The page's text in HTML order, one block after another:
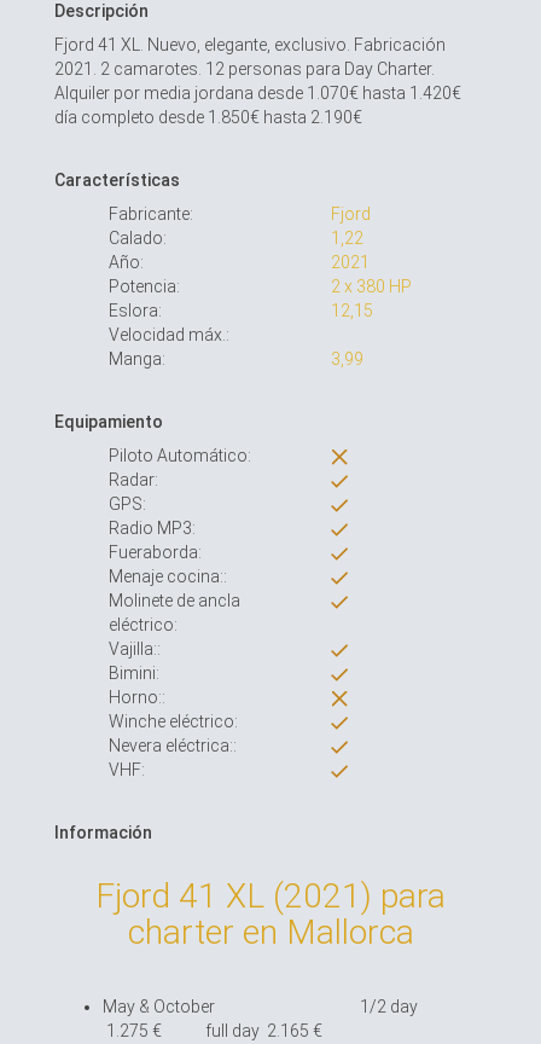
Descripción
Fjord 41 XL. Nuevo, elegante, exclusivo. Fabricación
2021. 2 camarotes. 12 personas para Day Charter.
Alquiler por media jordana desde 1.070€ hasta 1.420€
día completo desde 1.850€ hasta 2.190€
Características
Fabricante:
Fjord
Calado:
1,22
Año:
2021
Potencia:
2 x 380 HP
Eslora:
12,15
Velocidad máx.:
Manga:
3,99
Equipamiento
Piloto Automático:
Radar:
GPS:
Radio MP3:
Fueraborda:
Menaje cocina::
Molinete de ancla
eléctrico:
Vajilla::
Bimini:
Horno::
Winche eléctrico:
Nevera eléctrica::
VHF:
Información
Fjord 41 XL (2021) para
charter en Mallorca
May & October 1/2 day
1.275 € full day 2.165 €